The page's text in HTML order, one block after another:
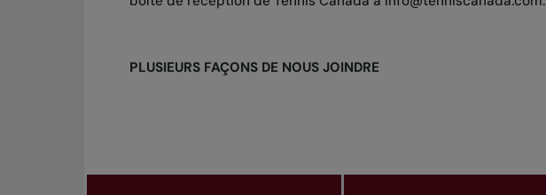
PLUSIEURS FAÇONS DE NOUS JOINDRE